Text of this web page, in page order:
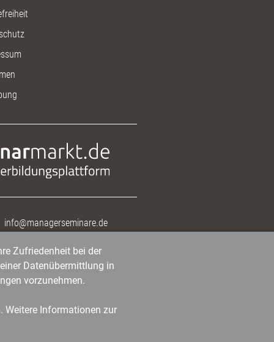
info@managerseminare.de
Zufriedenheit bei der
Datenübermittlung in
vorzunehmen.
Weitere Informationen zur